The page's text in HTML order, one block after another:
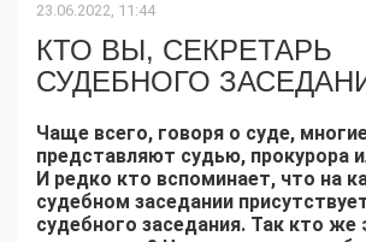
23.06.2022, 11:44
КТО ВЫ, СЕКРЕТАРЬ
СУДЕБНОГО
Чаще всего, говоря о суде,
представляют судью, прокурора
И редко кто вспоминает, что на
судебном заседании
судебного заседания. Так кто же